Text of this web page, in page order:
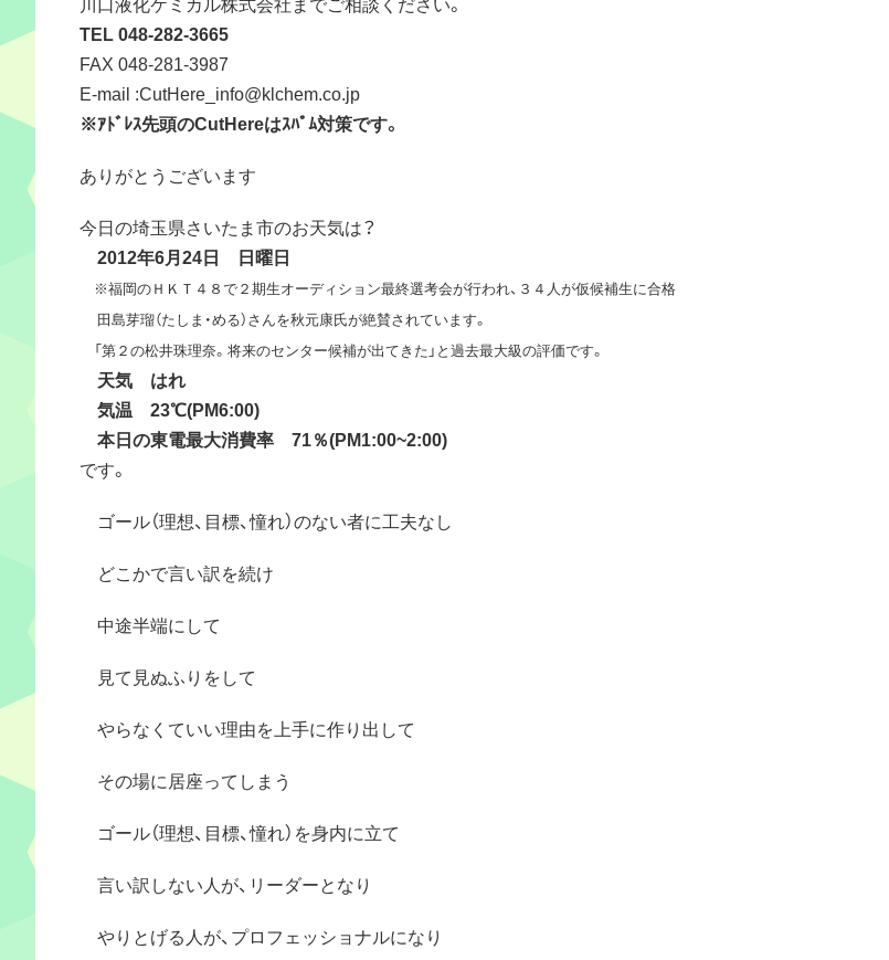
TEL 048-282-3665
FAX 048-281-3987
E-mail :CutHere_info@klchem.co.jp
※ｱﾄﾞﾚｽ先頭のCutHereはｽﾊﾟﾑ対策です。
ありがとうございます
今日の埼玉県さいたま市のお天気は？
2012年6月24日 日曜日
※福岡のＨＫＴ４８で２期生オーディション最終選考会が行われ、３４人が仮候補生に合格
田島芽瑠（たしま・める）さんを秋元康氏が絶賛されています。
「第２の松井珠理奈。将来のセンター候補が出てきた」と過去最大級の評価です。
天気 はれ
気温 23℃(PM6:00)
本日の東電最大消費率 71％(PM1:00~2:00)
です。
ゴール（理想、目標、憧れ）のない者に工夫なし
どこかで言い訳を続け
中途半端にして
見て見ぬふりをして
やらなくていい理由を上手に作り出して
その場に居座ってしまう
ゴール（理想、目標、憧れ）を身内に立て
言い訳しない人が、リーダーとなり
やりとげる人が、プロフェッショナルになり